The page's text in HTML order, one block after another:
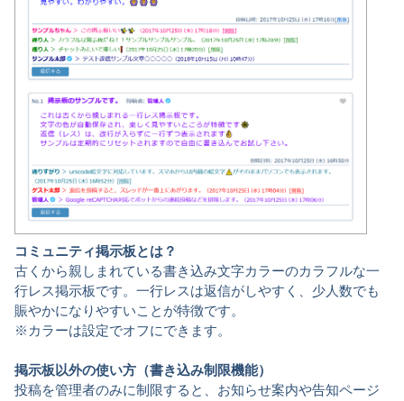
コミュニティ掲示板とは？
古くから親しまれている書き込み文字カラーのカラフルな一
行レス掲示板です。一行レスは返信がしやすく、少人数でも
賑やかになりやすいことが特徴です。
※カラーは設定でオフにできます。
掲示板以外の使い方（書き込み制限機能）
投稿を管理者のみに制限すると、お知らせ案内や告知ページ